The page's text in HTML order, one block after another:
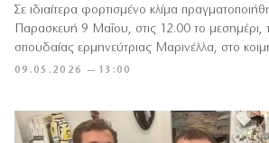
09.05.2026 — 13:00
Σε ιδιαίτερα φορτισμένο κλίμα
Παρασκευή 9 Μαΐου, στις 12.00 το
σπουδαίας ερμηνεύτριας Μαρινέλλα, στο